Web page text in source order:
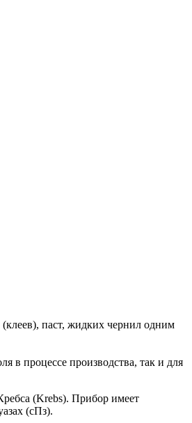
(клеев), паст, жидких чернил одним
в процессе производства, так и для
(Krebs). Прибор имеет
(сПз).